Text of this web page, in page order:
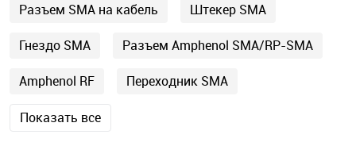
Разъем SMA на кабель Штекер SMA
Гнездо SMA Разъем Amphenol SMA/RP-SMA
Amphenol RF Переходник SMA
Показать все